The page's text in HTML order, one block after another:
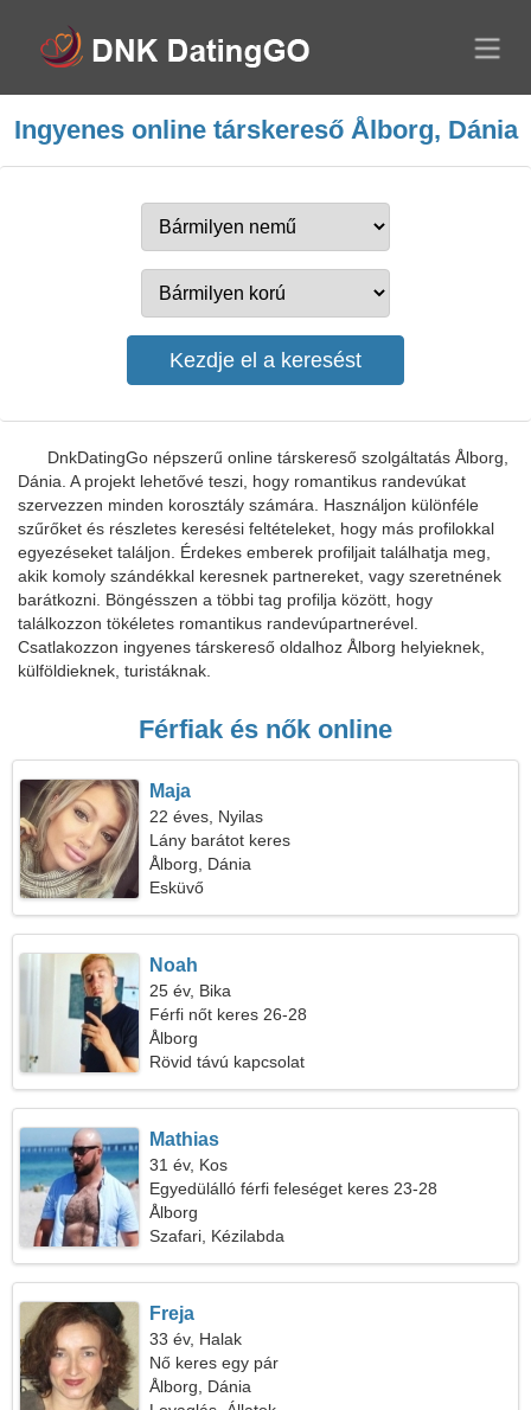
Ingyenes online társkereső Ålborg, Dánia
DnkDatingGo népszerű online társkereső szolgáltatás Ålborg,
Dánia. A projekt lehetővé teszi, hogy romantikus randevúkat
szervezzen minden korosztály számára. Használjon különféle
szűrőket és részletes keresési feltételeket, hogy más profilokkal
egyezéseket találjon. Érdekes emberek profiljait találhatja meg,
akik komoly szándékkal keresnek partnereket, vagy szeretnének
barátkozni. Böngésszen a többi tag profilja között, hogy
találkozzon tökéletes romantikus randevúpartnerével.
Csatlakozzon ingyenes társkereső oldalhoz Ålborg helyieknek,
külföldieknek, turistáknak.
Férfiak és nők online
Maja
22 éves, Nyilas
Lány barátot keres
Ålborg, Dánia
Esküvő
Noah
25 év, Bika
Férfi nőt keres 26-28
Ålborg
Rövid távú kapcsolat
Mathias
31 év, Kos
Egyedülálló férfi feleséget keres 23-28
Ålborg
Szafari, Kézilabda
Freja
33 év, Halak
Nő keres egy pár
Ålborg, Dánia